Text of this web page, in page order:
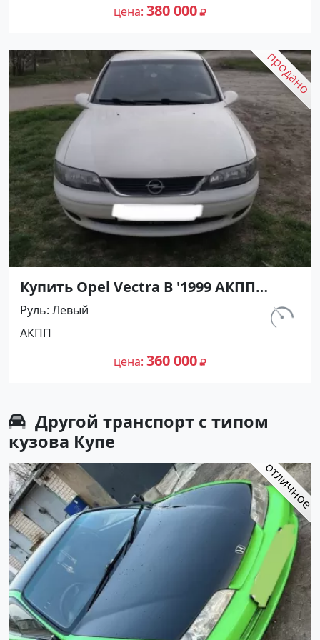
на сайте Авторынок23
цена 380 000
Купить Opel Vectra B '1999 АКПП
(1600/115 л.с.) Бензин инжектор
Крымск цвет Белый Седан по цене
360000 рублей, объявление №26509
на сайте Авторынок23
км.
Руль Левый
АКПП
цена 360 000
Другой транспорт с типом
кузова Купе